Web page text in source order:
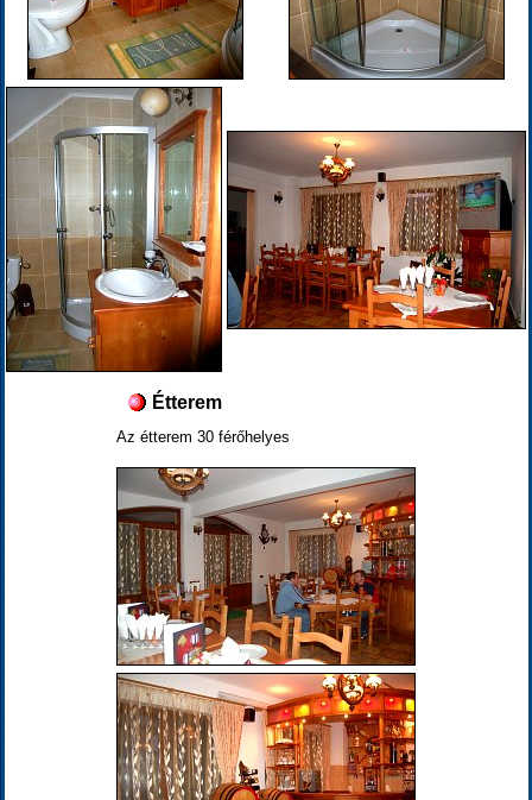
Étterem
Az étterem 30 férőhelyes